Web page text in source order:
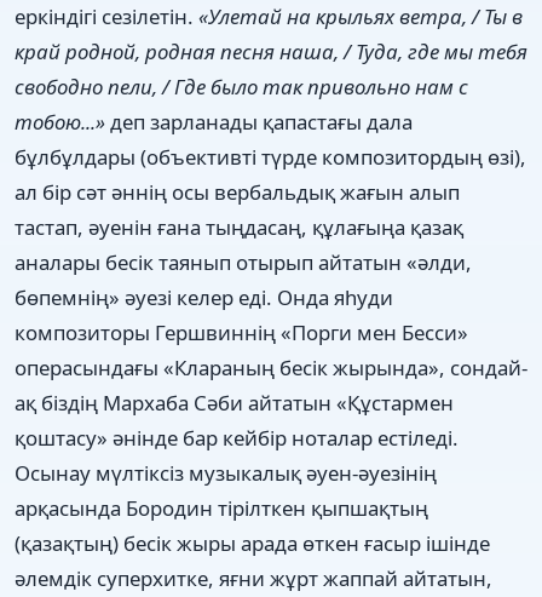
еркіндігі сезілетін. «Улетай на крыльях ветра, / Ты в
край родной, родная песня наша, / Туда, где мы тебя
свободно пели, / Где было так привольно нам с
тобою...»деп зарланады қапастағы дала
бұлбұлдары (объективті түрде композитордың өзі),
ал бір сәт әннің осы вербальдық жағын алып
тастап, әуенін ғана тыңдасаң, құлағыңа қазақ
аналары бесік таянып отырып айтатын «әлди,
бөпемнің» әуезі келер еді. Онда яһуди
композиторы Гершвиннің «Порги мен Бесси»
операсындағы «Клараның бесік жырында», сондай-
ақ біздің Мархаба Сәби айтатын «Құстармен
қоштасу» әнінде бар кейбір ноталар естіледі.
Осынау мүлтіксіз музыкалық әуен-әуезінің
арқасында Бородин тірілткен қыпшақтың
(қазақтың) бесік жыры арада өткен ғасыр ішінде
әлемдік суперхитке, яғни жұрт жаппай айтатын,